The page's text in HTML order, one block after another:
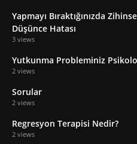
Yapmayı Bıraktığınızda
Düşünce Hatası
3 views
Yutkunma Probleminiz
2 views
Sorular
2 views
Regresyon Terapisi Nedir?
2 views